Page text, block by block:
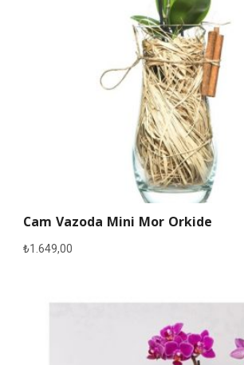
Cam Vazoda Mini Mor Orkide
₺1.649,00